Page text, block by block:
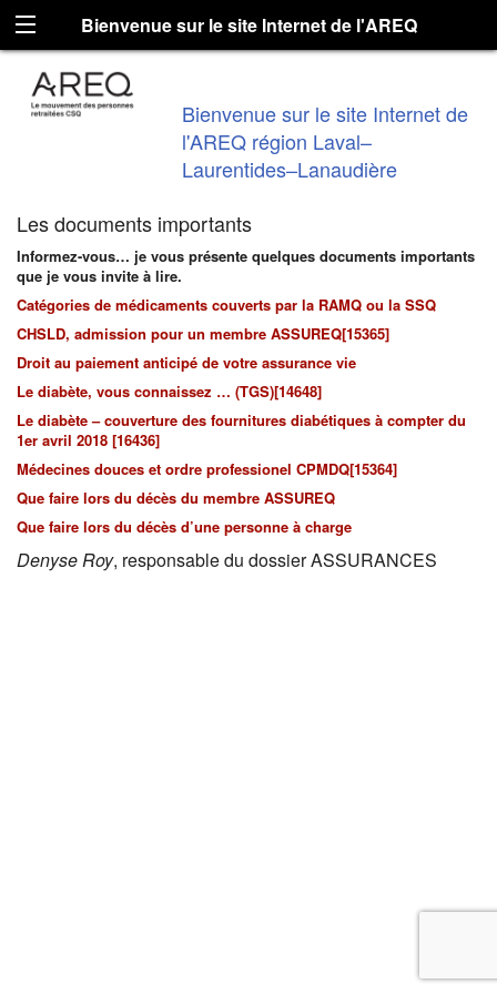
Bienvenue sur le site Internet de l'AREQ
région Laval–Laurentides–Lanaudière
Bienvenue sur le site Internet de
l'AREQ région Laval–
Laurentides–Lanaudière
Les documents importants
Informez-vous… je vous présente quelques documents importants
que je vous invite à lire.
Catégories de médicaments couverts par la RAMQ ou la SSQ
CHSLD, admission pour un membre ASSUREQ[15365]
Droit au paiement anticipé de votre assurance vie
Le diabète, vous connaissez … (TGS)[14648]
Le diabète – couverture des fournitures diabétiques à compter du
1er avril 2018 [16436]
Médecines douces et ordre professionel CPMDQ[15364]
Que faire lors du décès du membre ASSUREQ
Que faire lors du décès d’une personne à charge
Denyse Roy, responsable du dossier ASSURANCES